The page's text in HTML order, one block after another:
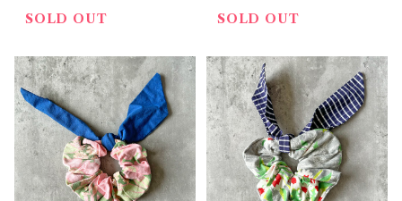
SOLD OUT
SOLD OUT